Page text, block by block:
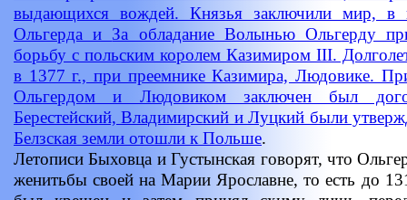
выдающихся вождей. Князья заключили мир, в
Ольгерда и За обладание Волынью Ольгерду
борьбу с польским королем Казимиром III.
в 1377 г., при преемнике Казимира, Людовике.
Ольгердом и Людовиком заключен был
Берестейский, Владимирский и Луцкий были
Белзская земли отошли к Польше.
Летописи Быховца и Густынская говорят, что
женитьбы своей на Марии Ярославне, то есть до